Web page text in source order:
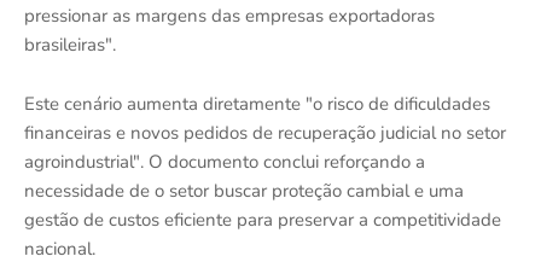
pressionar as margens das empresas exportadoras
brasileiras".
Este cenário aumenta diretamente "o risco de dificuldades
financeiras e novos pedidos de recuperação judicial no setor
agroindustrial". O documento conclui reforçando a
necessidade de o setor buscar proteção cambial e uma
gestão de custos eficiente para preservar a competitividade
nacional.